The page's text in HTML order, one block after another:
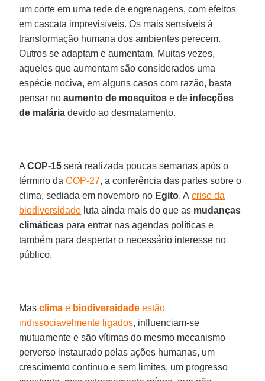
um corte em uma rede de engrenagens, com efeitos
em cascata imprevisíveis. Os mais sensíveis à
transformação humana dos ambientes perecem.
Outros se adaptam e aumentam. Muitas vezes,
aqueles que aumentam são considerados uma
espécie nociva, em alguns casos com razão, basta
pensar noaumento de mosquitos e de infecções
de malária devido ao desmatamento.
ACOP-15 será realizada poucas semanas após o
término daCOP-27, a conferência das partes sobre o
clima, sediada em novembro no Egito. A crise da
biodiversidade luta ainda mais do que as mudanças
climáticas para entrar nas agendas políticas e
também para despertar o necessário interesse no
público.
Masclima e biodiversidade estão
indissociavelmente ligados, influenciam-se
mutuamente e são vítimas do mesmo mecanismo
perverso instaurado pelas ações humanas, um
crescimento contínuo e sem limites, um progresso